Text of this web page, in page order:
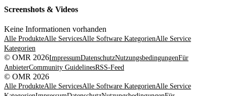
Screenshots & Videos
Keine Informationen vorhanden
Alle ProdukteAlle ServicesAlle Software KategorienAlle Service
Kategorien
© OMR 2026ImpressumDatenschutzNutzungsbedingungenFür
AnbieterCommunity GuidelinesRSS-Feed
© OMR 2026
Alle ProdukteAlle ServicesAlle Software KategorienAlle Service